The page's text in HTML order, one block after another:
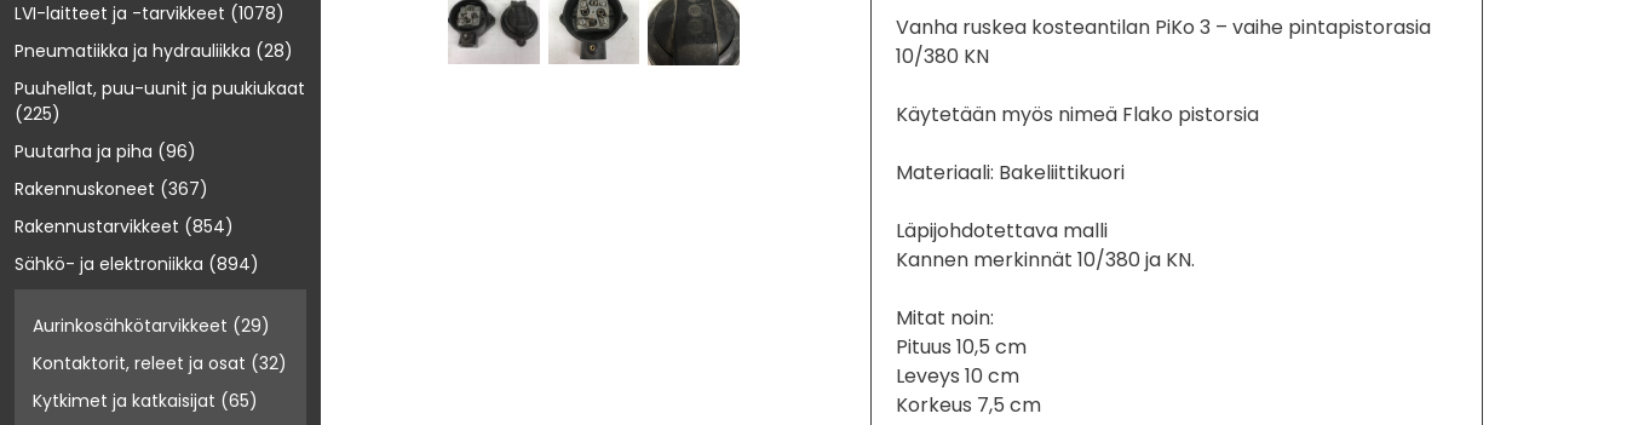
LVI-laitteet ja -tarvikkeet (1078)
Pneumatiikka ja hydrauliikka (28)
Puuhellat, puu-uunit ja puukiukaat
(225)
Puutarha ja piha (96)
Rakennuskoneet (367)
Rakennustarvikkeet (854)
Sähkö- ja elektroniikka (894)
Aurinkosähkötarvikkeet (29)
Kontaktorit, releet ja osat (32)
Kytkimet ja katkaisijat (65)
Vanha ruskea kosteantilan PiKo 3 – vaihe pintapistorasia
10/380 KN
Käytetään myös nimeä Flako pistorsia
Materiaali: Bakeliittikuori
Läpijohdotettava malli
Kannen merkinnät 10/380 ja KN.
Mitat noin:
Pituus 10,5 cm
Leveys 10 cm
Korkeus 7,5 cm